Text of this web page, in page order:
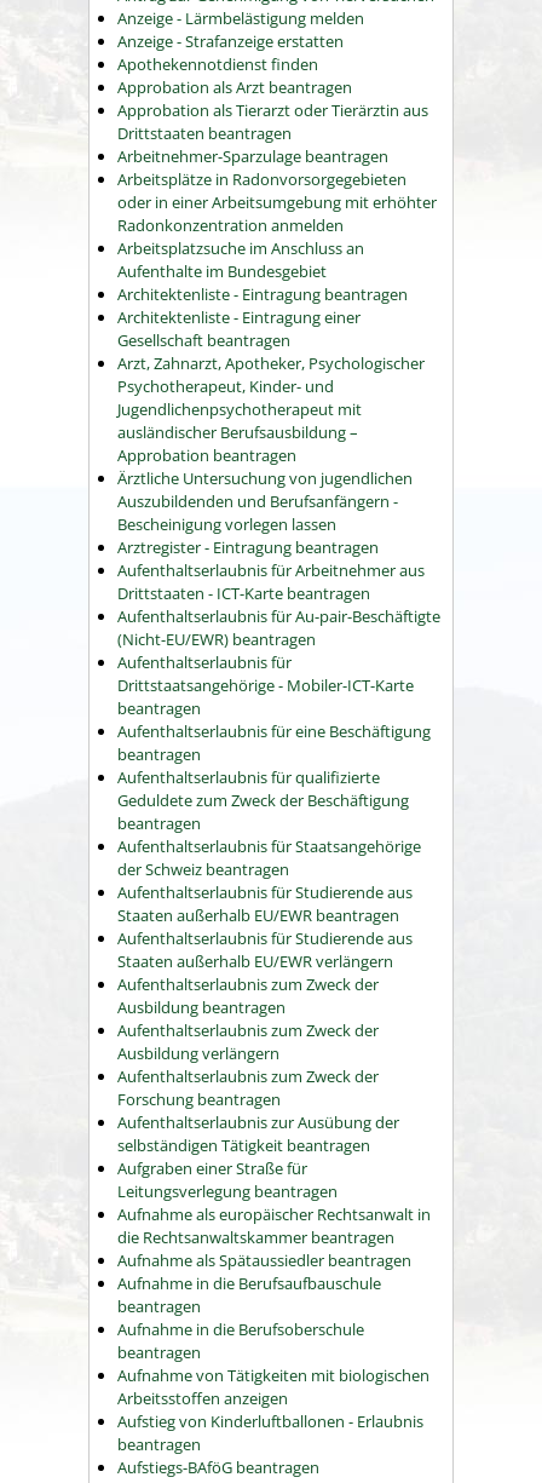
Anzeige - Lärmbelästigung melden
Anzeige - Strafanzeige erstatten
Apothekennotdienst finden
Approbation als Arzt beantragen
Approbation als Tierarzt oder Tierärztin aus
Drittstaaten beantragen
Arbeitnehmer-Sparzulage beantragen
Arbeitsplätze in Radonvorsorgegebieten
oder in einer Arbeitsumgebung mit erhöhter
Radonkonzentration anmelden
Arbeitsplatzsuche im Anschluss an
Aufenthalte im Bundesgebiet
Architektenliste - Eintragung beantragen
Architektenliste - Eintragung einer
Gesellschaft beantragen
Arzt, Zahnarzt, Apotheker, Psychologischer
Psychotherapeut, Kinder- und
Jugendlichenpsychotherapeut mit
ausländischer Berufsausbildung –
Approbation beantragen
Ärztliche Untersuchung von jugendlichen
Auszubildenden und Berufsanfängern -
Bescheinigung vorlegen lassen
Arztregister - Eintragung beantragen
Aufenthaltserlaubnis für Arbeitnehmer aus
Drittstaaten - ICT-Karte beantragen
Aufenthaltserlaubnis für Au-pair-Beschäftigte
(Nicht-EU/EWR) beantragen
Aufenthaltserlaubnis für
Drittstaatsangehörige - Mobiler-ICT-Karte
beantragen
Aufenthaltserlaubnis für eine Beschäftigung
beantragen
Aufenthaltserlaubnis für qualifizierte
Geduldete zum Zweck der Beschäftigung
beantragen
Aufenthaltserlaubnis für Staatsangehörige
der Schweiz beantragen
Aufenthaltserlaubnis für Studierende aus
Staaten außerhalb EU/EWR beantragen
Aufenthaltserlaubnis für Studierende aus
Staaten außerhalb EU/EWR verlängern
Aufenthaltserlaubnis zum Zweck der
Ausbildung beantragen
Aufenthaltserlaubnis zum Zweck der
Ausbildung verlängern
Aufenthaltserlaubnis zum Zweck der
Forschung beantragen
Aufenthaltserlaubnis zur Ausübung der
selbständigen Tätigkeit beantragen
Aufgraben einer Straße für
Leitungsverlegung beantragen
Aufnahme als europäischer Rechtsanwalt in
die Rechtsanwaltskammer beantragen
Aufnahme als Spätaussiedler beantragen
Aufnahme in die Berufsaufbauschule
beantragen
Aufnahme in die Berufsoberschule
beantragen
Aufnahme von Tätigkeiten mit biologischen
Arbeitsstoffen anzeigen
Aufstieg von Kinderluftballonen - Erlaubnis
beantragen
Aufstiegs-BAföG beantragen